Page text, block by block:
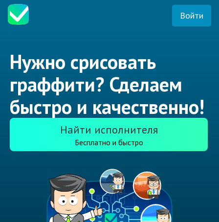
Войти
Нужно срисовать
граффити? Сделаем
быстро и качественно!
Найти исполнителя
Бесплатно и быстро